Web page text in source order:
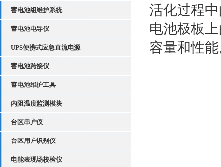
蓄电池组维护系统
蓄电池电导仪
UPS便携式应急直流电源
蓄电池跨接仪
蓄电池维护工具
内阻温度监测模块
台区串户仪
台区用户识别仪
电能表现场校检仪
活化过程
电池极板
容量和性